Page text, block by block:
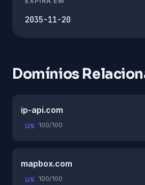
2035-11-20
Domínios
ip-api.com
US 100/100
mapbox.com
US 100/100